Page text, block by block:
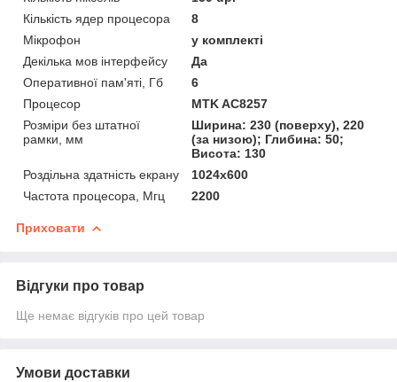
Кількість ядер процесора
8
Мікрофон
у комплекті
Декілька мов інтерфейсу
Да
Оперативної пам'яті, Гб
6
Процесор
MTK AC8257
Розміри без штатної
рамки, мм
Ширина: 230 (поверху), 220
(за низою); Глибина: 50;
Висота: 130
Роздільна здатність екрану
1024х600
Частота процесора, Мгц
2200
Приховати
Відгуки про товар
Ще немає відгуків про цей товар
Умови доставки